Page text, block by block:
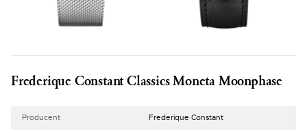
Frederique Constant Classics Moneta Moonphase
Producent Frederique Constant